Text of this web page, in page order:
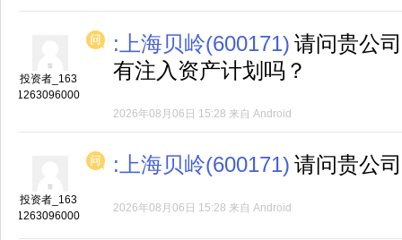
投资者_163
1263096000
:上海贝岭(600171) 请问贵公
有注入资产计划吗？
2026年08月06日 15:28 来自 Android
投资者_163
1263096000
:上海贝岭(600171) 请问贵公
2026年08月06日 15:28 来自 Android